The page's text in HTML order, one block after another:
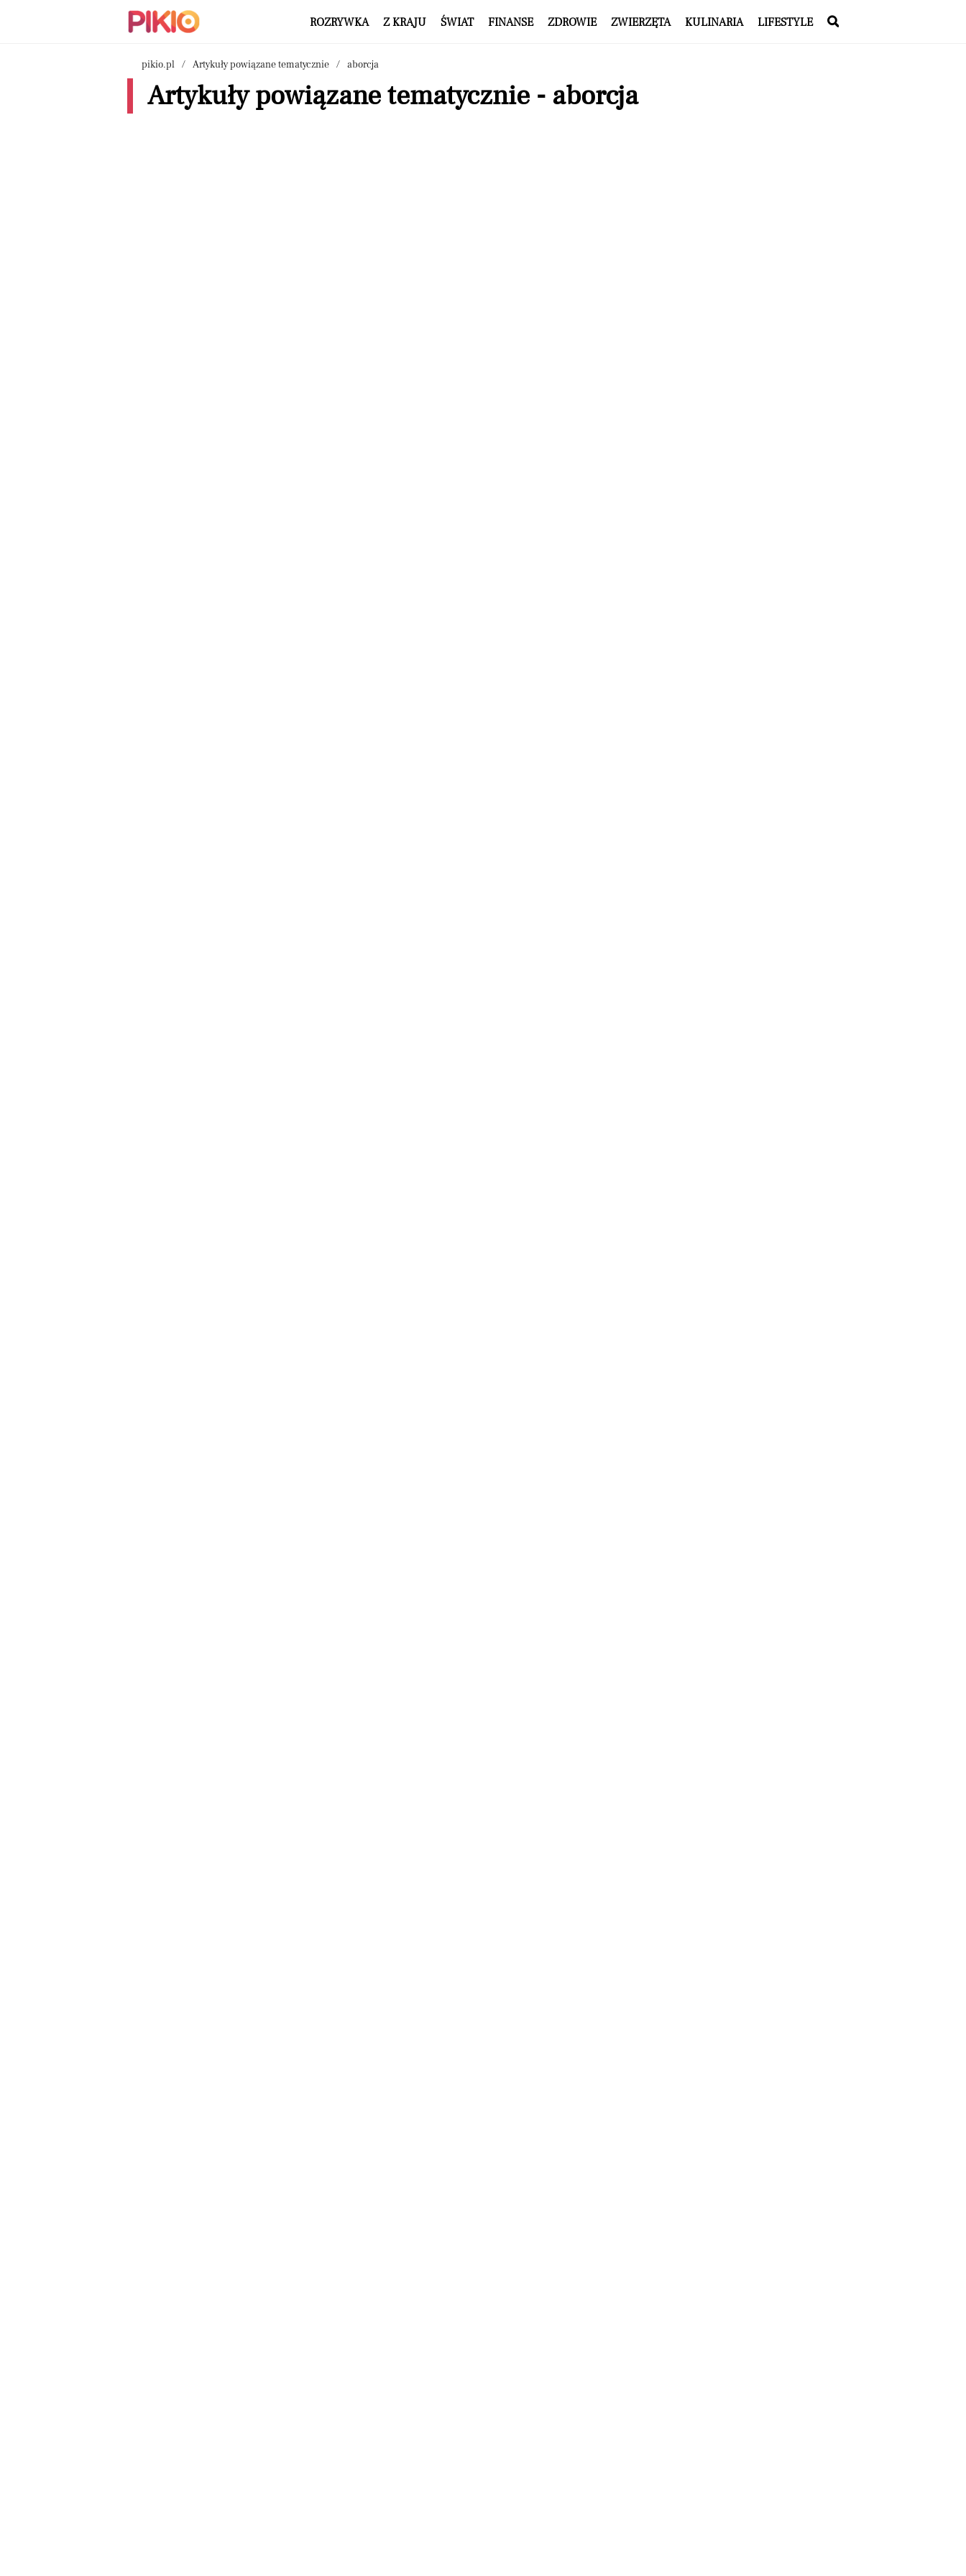
ROZRYWKA Z KRAJU ŚWIAT FINANSE ZDROWIE ZWIERZĘTA KULINARIA LIFESTYLE
pikio.pl Artykuły powiązane tematycznie aborcja
Artykuły powiązane tematycznie - aborcja